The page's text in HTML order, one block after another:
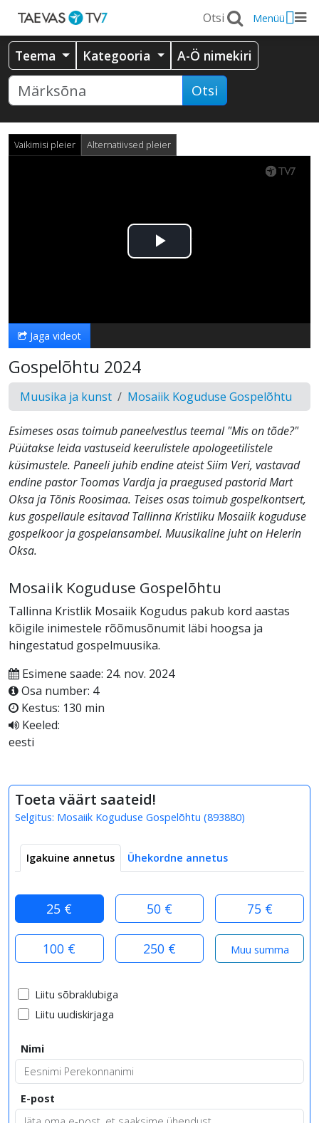
Menüü
Teema Kategooria A-Ö nimekiri
Otsi
Vaikimisi pleier Alternatiivsed pleier
Esita
Jaga videot
Gospelõhtu 2024
Muusika ja kunst Mosaiik Koguduse Gospelõhtu
Esimeses osas toimub paneelvestlus teemal "Mis on tõde?"
Püütakse leida vastuseid keerulistele apologeetilistele
küsimustele. Paneeli juhib endine ateist Siim Veri, vastavad
endine pastor Toomas Vardja ja praegused pastorid Mart
Oksa ja Tõnis Roosimaa. Teises osas toimub gospelkontsert,
kus gospellaule esitavad Tallinna Kristliku Mosaiik koguduse
gospelkoor ja gospelansambel. Muusikaline juht on Helerin
Oksa.
Mosaiik Koguduse Gospelõhtu
Tallinna Kristlik Mosaiik Kogudus pakub kord aastas
kõigile inimestele rõõmusõnumit läbi hoogsa ja
hingestatud gospelmuusika.
Esimene saade: 24. nov. 2024
Osa number: 4
Kestus: 130 min
Keeled:
eesti
Toeta väärt saateid!
Selgitus: Mosaiik Koguduse Gospelõhtu (893880)
Igakuine annetus Ühekordne annetus
25 € 50 € 75 €
100 € 250 €
Liitu sõbraklubiga
Liitu uudiskirjaga
Nimi
E-post